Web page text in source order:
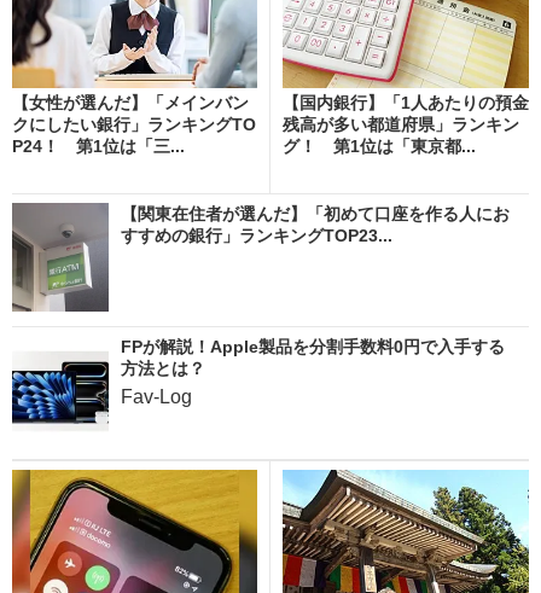
【女性が選んだ】「メインバン
クにしたい銀行」ランキングTO
P24！ 第1位は「三...
【国内銀行】「1人あたりの預金
残高が多い都道府県」ランキン
グ！ 第1位は「東京都...
【関東在住者が選んだ】「初めて口座を作る人にお
すすめの銀行」ランキングTOP23...
FPが解説！Apple製品を分割手数料0円で入手する
方法とは？
Fav-Log